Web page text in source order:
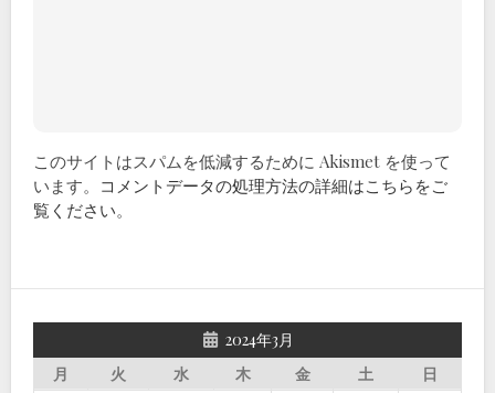
このサイトはスパムを低減するために Akismet を使って
います。 コメントデータの処理方法の詳細はこちらをご
覧ください。
2024年3月
月
火 水 木 金 土
日